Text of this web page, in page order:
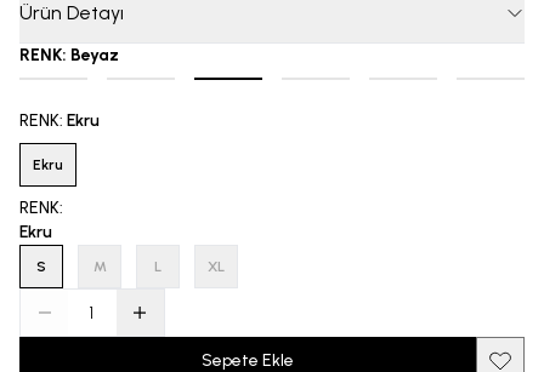
Ürün Detayı
RENK: Beyaz
RENK: Ekru
Ekru
RENK:
Ekru
S M L XL
Sepete Ekle